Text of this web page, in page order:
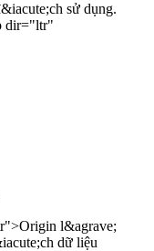
sử dụng.
dir="ltr"
l&agrave;
dữ liệu